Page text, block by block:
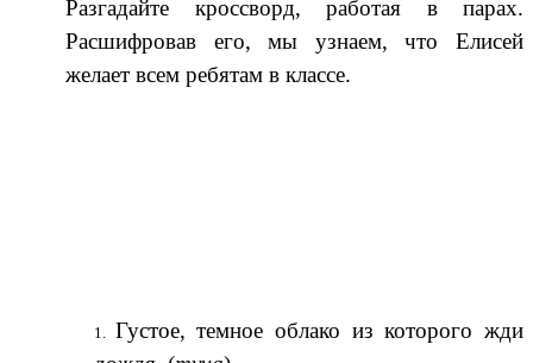
Разгадайте кроссворд, работая в парах.
Расшифровав его, мы узнаем, что Елисей
желает всем ребятам в классе.
Густое, темное облако из которого жди